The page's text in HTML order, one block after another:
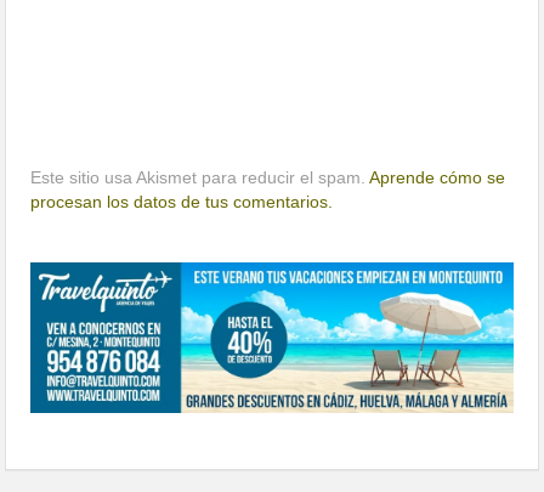
Este sitio usa Akismet para reducir el spam.Aprende cómo se
procesan los datos de tus comentarios.